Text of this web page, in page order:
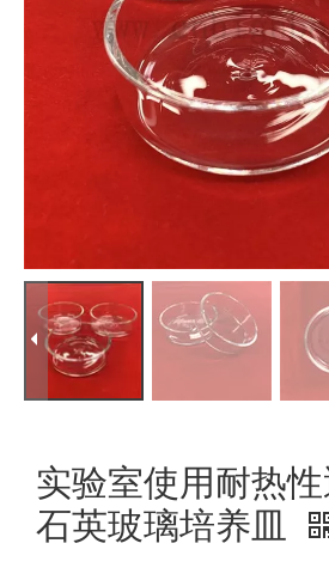
实验室使用耐热
石英玻璃培养皿